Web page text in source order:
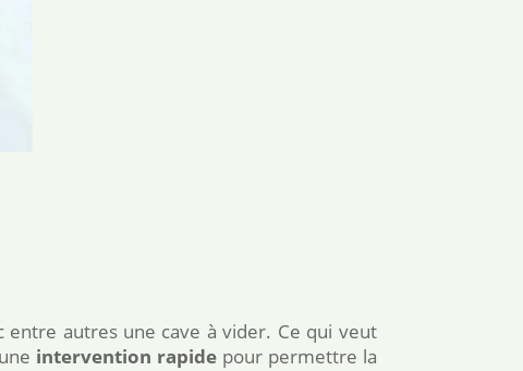
entre autres une cave à vider. Ce qui veut
intervention rapidepour permettre la